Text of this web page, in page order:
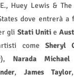
Huey Lewis &
dove entrerà a
gli Stati Unitie
come Sheryl
Narada
, James Taylor